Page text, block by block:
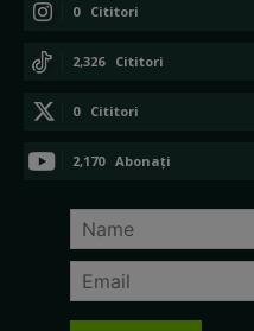
0 Cititori
2,326 Cititori
0 Cititori
2,170 Abonați